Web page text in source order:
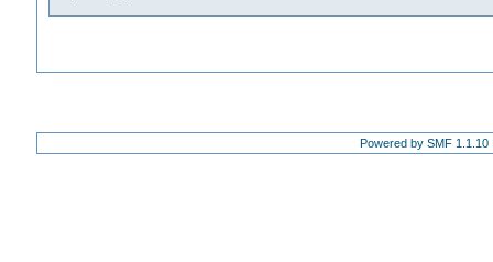
Powered by SMF 1.1.10